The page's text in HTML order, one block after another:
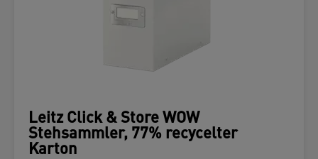
Leitz Click & Store WOW
Stehsammler, 77% recycelter
Karton